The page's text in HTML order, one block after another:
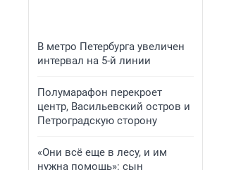
В метро Петербурга увеличен
интервал на 5-й линии
Полумарафон перекроет
центр, Васильевский остров и
Петроградскую сторону
«Они всё еще в лесу, и им
нужна помощь»: сын